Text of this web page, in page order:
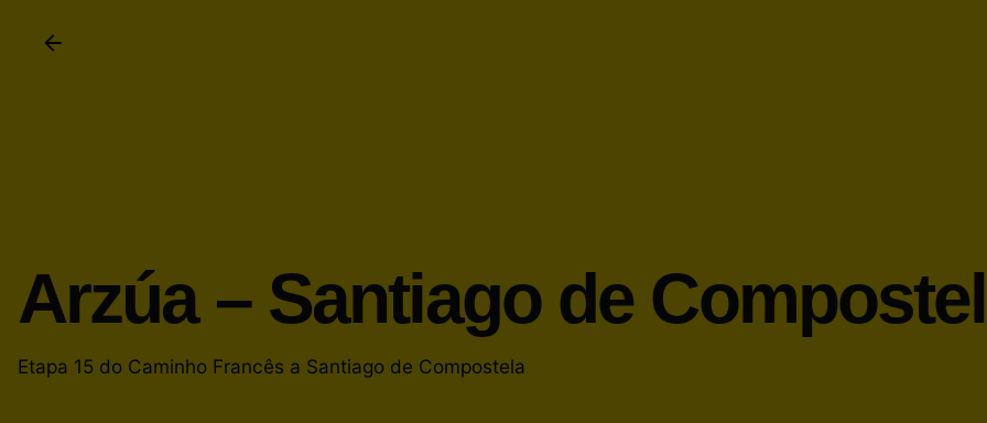
Arzúa – Santiago de
Etapa 15 do Caminho Francês a Santiago de Compostela